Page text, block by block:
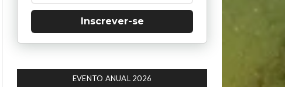
Inscrever-se
EVENTO ANUAL 2026